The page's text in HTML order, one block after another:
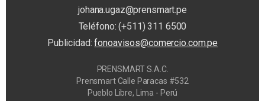
johana.ugaz@prensmart.pe
Teléfono: (+511) 311 6500
Publicidad:fonoavisos@comercio.com.pe
PRENSMART S.A.C.
Prensmart Calle Paracas #532
Pueblo Libre, Lima - Perú